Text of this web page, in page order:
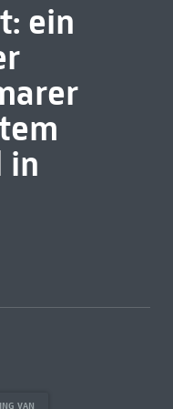
ein
in
VAN